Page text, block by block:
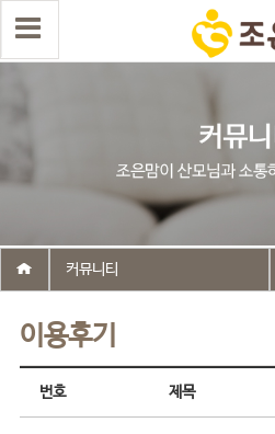
이용후기
커뮤니티
번호 제목